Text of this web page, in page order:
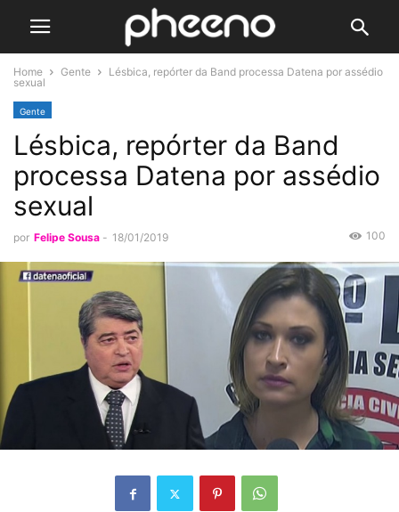
Home Gente
Lésbica, repórter da Band processa Datena por assédio
sexual
Gente
Lésbica, repórter da Band
processa Datena por assédio
sexual
por Felipe Sousa - 18/01/2019 100